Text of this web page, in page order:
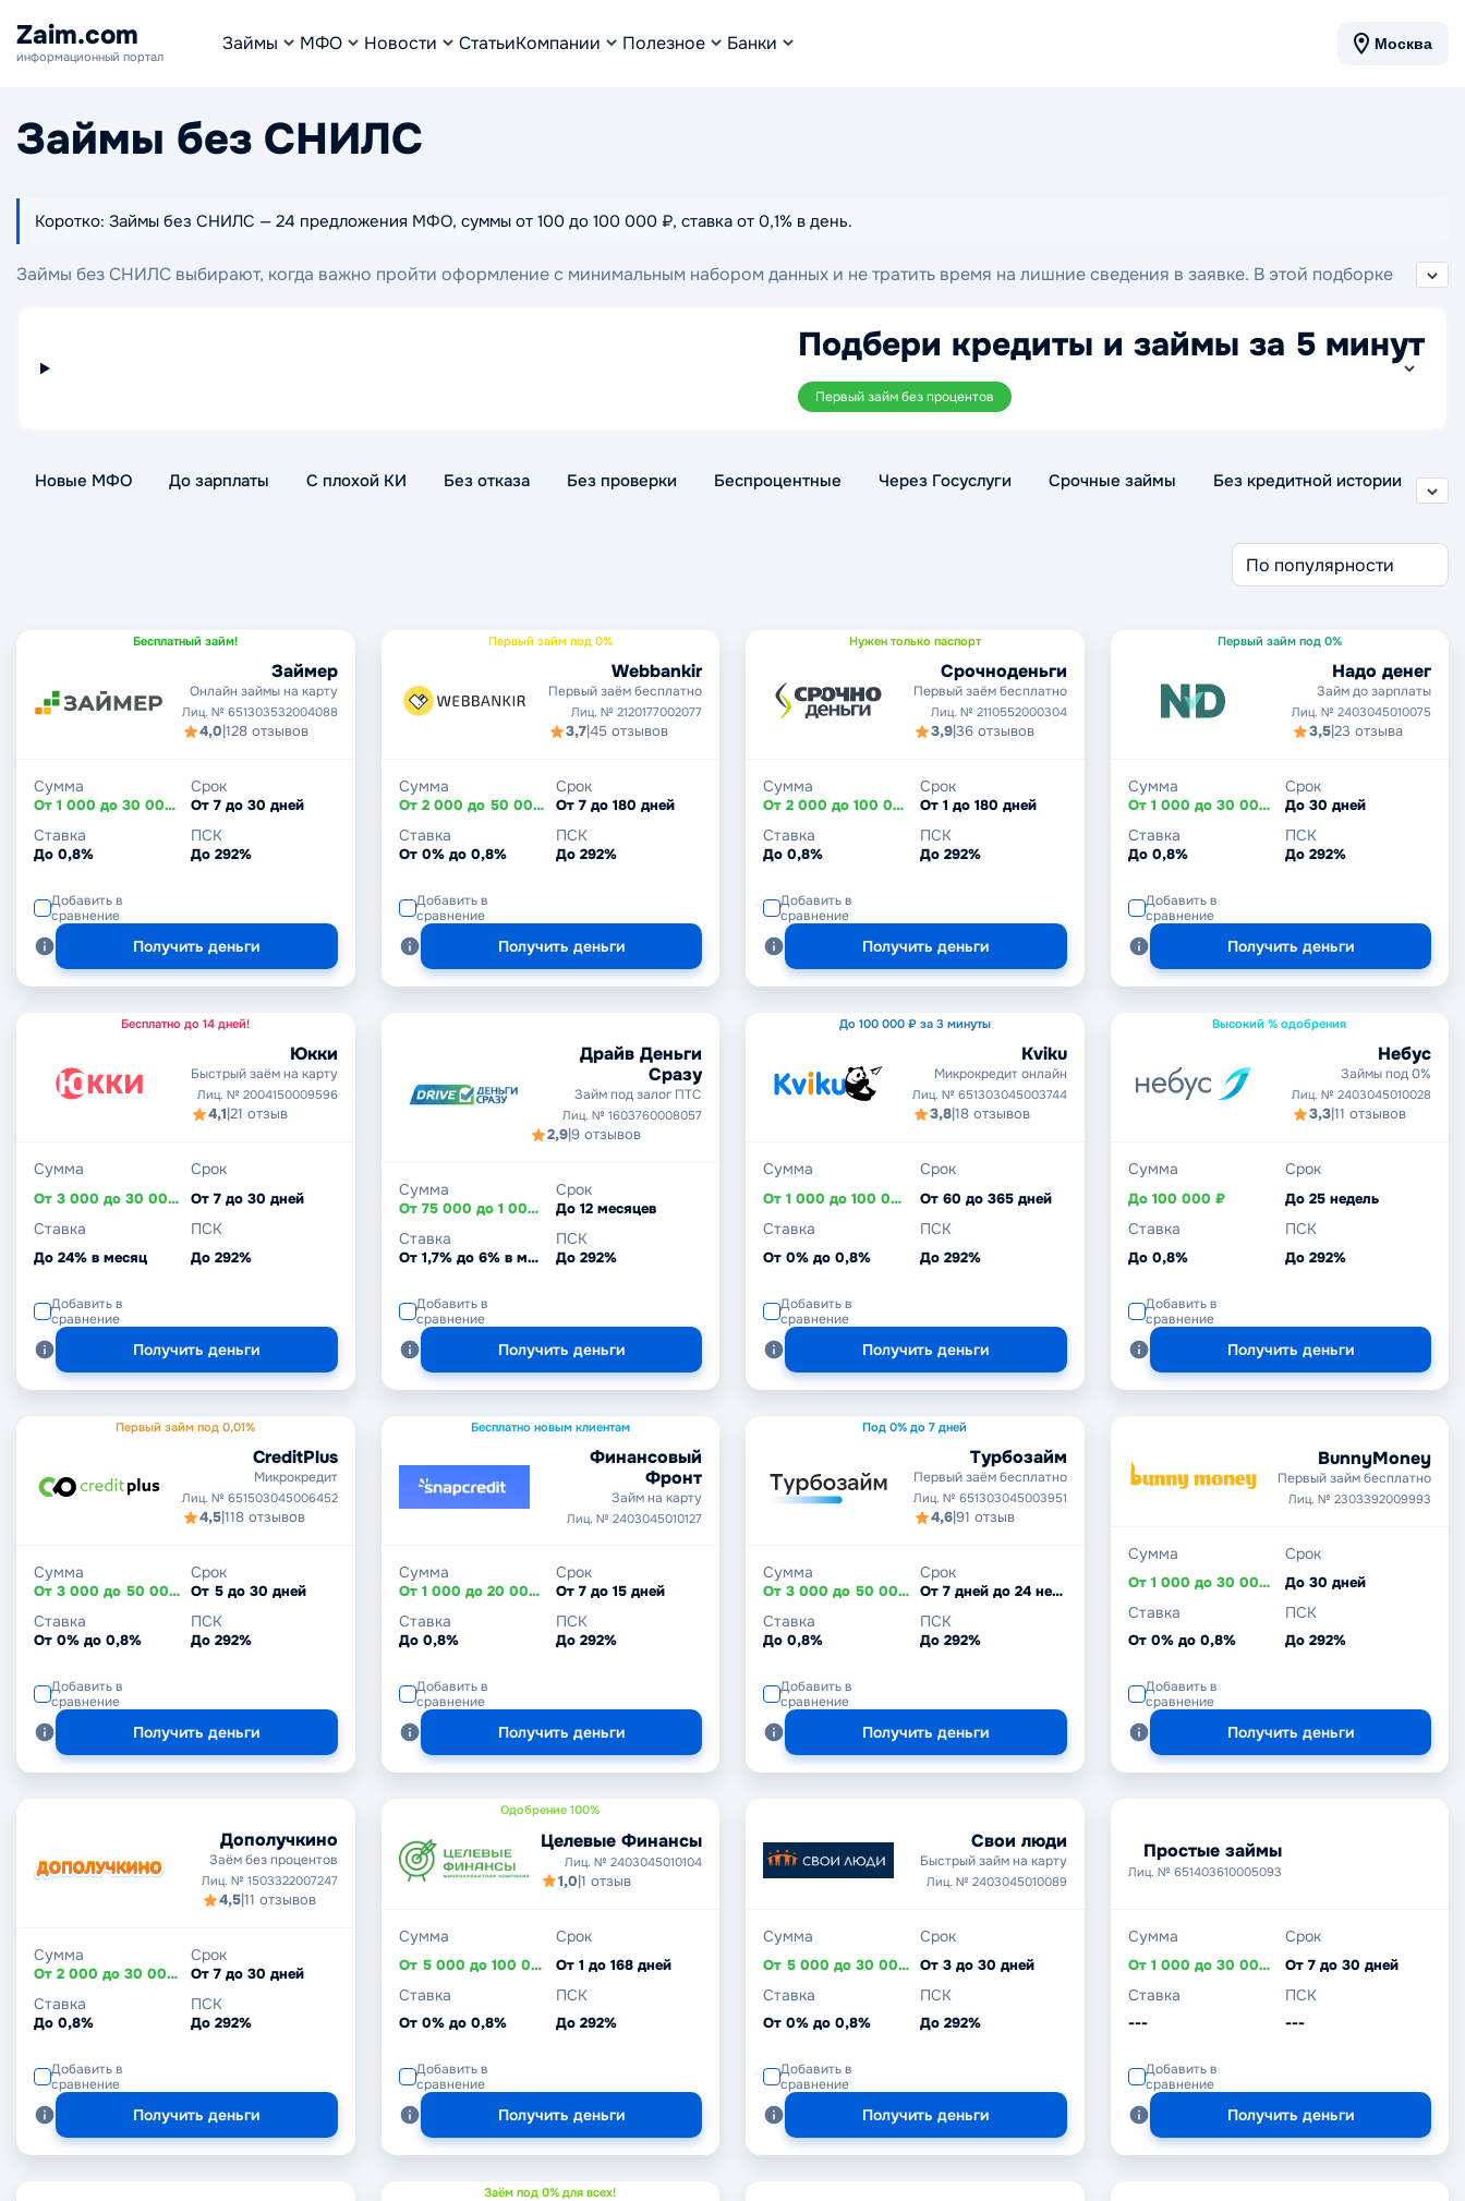
Zaim.com
информационный портал
Займы МФО Новости СтатьиКомпании Полезное Банки Москва
Займы без СНИЛС
Коротко: Займы без СНИЛС — 24 предложения МФО, суммы от 100 до 100 000 ₽, ставка от 0,1% в день.
Займы без СНИЛС выбирают, когда важно пройти оформление с минимальным набором данных и не тратить время на лишние сведения в заявке. В этой подборке
Подбери кредиты и займы за 5 минут
Первый займ без процентов
Новые МФО До зарплаты С плохой КИ Без отказа Без проверки Беспроцентные Через Госуслуги Срочные займы Без кредитной истории
Бесплатный займ!
Займер
Онлайн займы на карту
Лиц. № 651303532004088
4,0|128 отзывов
Сумма
От 1 000 до 30 000 ₽
Срок
От 7 до 30 дней
Ставка
До 0,8%
ПСК
До 292%
Добавить в
сравнение
Получить деньги
Первый займ под 0%
Webbankir
Первый заём бесплатно
Лиц. № 2120177002077
3,7|45 отзывов
Сумма
От 2 000 до 50 000 ₽
Срок
От 7 до 180 дней
Ставка
От 0% до 0,8%
ПСК
До 292%
Добавить в
сравнение
Получить деньги
Нужен только паспорт
Срочноденьги
Первый заём бесплатно
Лиц. № 2110552000304
3,9|36 отзывов
Сумма
От 2 000 до 100 000 ₽
Срок
От 1 до 180 дней
Ставка
До 0,8%
ПСК
До 292%
Добавить в
сравнение
Получить деньги
Первый займ под 0%
Надо денег
Займ до зарплаты
Лиц. № 2403045010075
3,5|23 отзыва
Сумма
От 1 000 до 30 000 ₽
Срок
До 30 дней
Ставка
До 0,8%
ПСК
До 292%
Добавить в
сравнение
Получить деньги
Бесплатно до 14 дней!
Юкки
Быстрый заём на карту
Лиц. № 2004150009596
4,1|21 отзыв
Сумма
От 3 000 до 30 000 ₽
Срок
От 7 до 30 дней
Ставка
До 24% в месяц
ПСК
До 292%
Добавить в
сравнение
Получить деньги
Драйв Деньги
Сразу
Займ под залог ПТС
Лиц. № 1603760008057
2,9|9 отзывов
Сумма
От 75 000 до 1 000 000 ₽
Срок
До 12 месяцев
Ставка
От 1,7% до 6% в месяц
ПСК
До 292%
Добавить в
сравнение
Получить деньги
До 100 000 ₽ за 3 минуты
Kviku
Микрокредит онлайн
Лиц. № 651303045003744
3,8|18 отзывов
Сумма
От 1 000 до 100 000 ₽
Срок
От 60 до 365 дней
Ставка
От 0% до 0,8%
ПСК
До 292%
Добавить в
сравнение
Получить деньги
Высокий % одобрения
Небус
Займы под 0%
Лиц. № 2403045010028
3,3|11 отзывов
Сумма
До 100 000 ₽
Срок
До 25 недель
Ставка
До 0,8%
ПСК
До 292%
Добавить в
сравнение
Получить деньги
Первый займ под 0,01%
CreditPlus
Микрокредит
Лиц. № 651503045006452
4,5|118 отзывов
Сумма
От 3 000 до 50 000 ₽
Срок
От 5 до 30 дней
Ставка
От 0% до 0,8%
ПСК
До 292%
Добавить в
сравнение
Получить деньги
Бесплатно новым клиентам
Финансовый
Фронт
Займ на карту
Лиц. № 2403045010127
Сумма
От 1 000 до 20 000 ₽
Срок
От 7 до 15 дней
Ставка
До 0,8%
ПСК
До 292%
Добавить в
сравнение
Получить деньги
Под 0% до 7 дней
Турбозайм
Первый заём бесплатно
Лиц. № 651303045003951
4,6|91 отзыв
Сумма
От 3 000 до 50 000 ₽
Срок
От 7 дней до 24 недель
Ставка
До 0,8%
ПСК
До 292%
Добавить в
сравнение
Получить деньги
BunnyMoney
Первый займ бесплатно
Лиц. № 2303392009993
Сумма
От 1 000 до 30 000 ₽
Срок
До 30 дней
Ставка
От 0% до 0,8%
ПСК
До 292%
Добавить в
сравнение
Получить деньги
Дополучкино
Заём без процентов
Лиц. № 1503322007247
4,5|11 отзывов
Сумма
От 2 000 до 30 000 ₽
Срок
От 7 до 30 дней
Ставка
До 0,8%
ПСК
До 292%
Добавить в
сравнение
Получить деньги
Одобрение 100%
Целевые Финансы
Лиц. № 2403045010104
1,0|1 отзыв
Сумма
От 5 000 до 100 000 ₽
Срок
От 1 до 168 дней
Ставка
От 0% до 0,8%
ПСК
До 292%
Добавить в
сравнение
Получить деньги
Свои люди
Быстрый займ на карту
Лиц. № 2403045010089
Сумма
От 5 000 до 30 000 ₽
Срок
От 3 до 30 дней
Ставка
От 0% до 0,8%
ПСК
До 292%
Добавить в
сравнение
Получить деньги
Простые займы
Лиц. № 651403610005093
Сумма
От 1 000 до 30 000 ₽
Срок
От 7 до 30 дней
Ставка
---
ПСК
---
Добавить в
сравнение
Получить деньги
Заём под 0% для всех!